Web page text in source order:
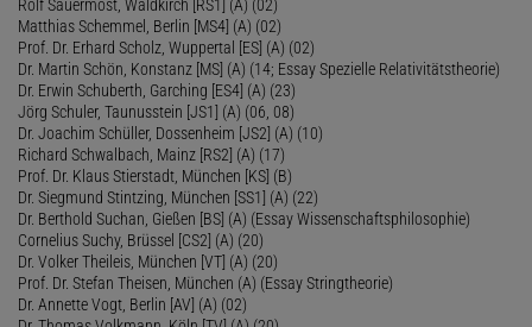
Rolf Sauermost, Waldkirch [RS1] (A) (02)
Matthias Schemmel, Berlin [MS4] (A) (02)
Prof. Dr. Erhard Scholz, Wuppertal [ES] (A) (02)
Dr. Martin Schön, Konstanz [MS] (A) (14; Essay Spezielle Relativitätstheorie)
Dr. Erwin Schuberth, Garching [ES4] (A) (23)
Jörg Schuler, Taunusstein [JS1] (A) (06, 08)
Dr. Joachim Schüller, Dossenheim [JS2] (A) (10)
Richard Schwalbach, Mainz [RS2] (A) (17)
Prof. Dr. Klaus Stierstadt, München [KS] (B)
Dr. Siegmund Stintzing, München [SS1] (A) (22)
Dr. Berthold Suchan, Gießen [BS] (A) (Essay Wissenschaftsphilosophie)
Cornelius Suchy, Brüssel [CS2] (A) (20)
Dr. Volker Theileis, München [VT] (A) (20)
Prof. Dr. Stefan Theisen, München (A) (Essay Stringtheorie)
Dr. Annette Vogt, Berlin [AV] (A) (02)